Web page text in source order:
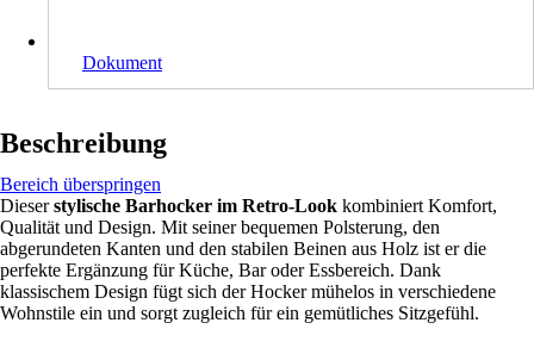
Dokument
Beschreibung
Bereich überspringen
Dieserstylische Barhocker im Retro-Look kombiniert Komfort,
Qualität und Design. Mit seiner bequemen Polsterung, den
abgerundeten Kanten und den stabilen Beinen aus Holz ist er die
perfekte Ergänzung für Küche, Bar oder Essbereich. Dank
klassischem Design fügt sich der Hocker mühelos in verschiedene
Wohnstile ein und sorgt zugleich für ein gemütliches Sitzgefühl.